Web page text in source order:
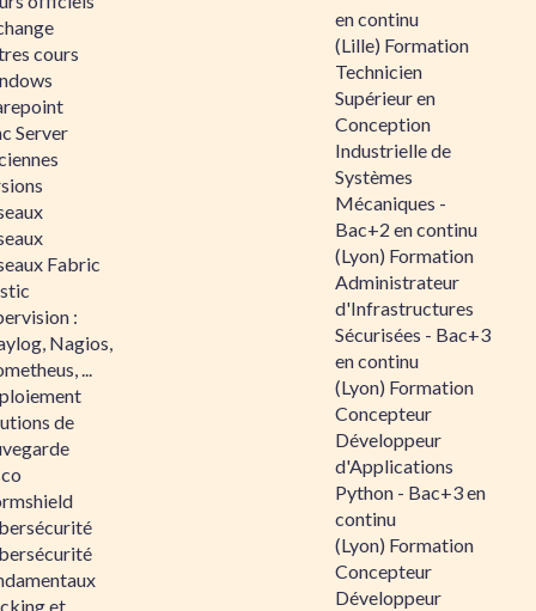
cours
Server
Fabric
:
Nagios,
...
de
et
en continu
(Lille) Formation
Technicien
Supérieur en
Conception
Industrielle de
Systèmes
Mécaniques -
Bac+2 en continu
(Lyon) Formation
Administrateur
d'Infrastructures
Sécurisées - Bac+3
en continu
(Lyon) Formation
Concepteur
Développeur
d'Applications
Python - Bac+3 en
continu
(Lyon) Formation
Concepteur
Développeur